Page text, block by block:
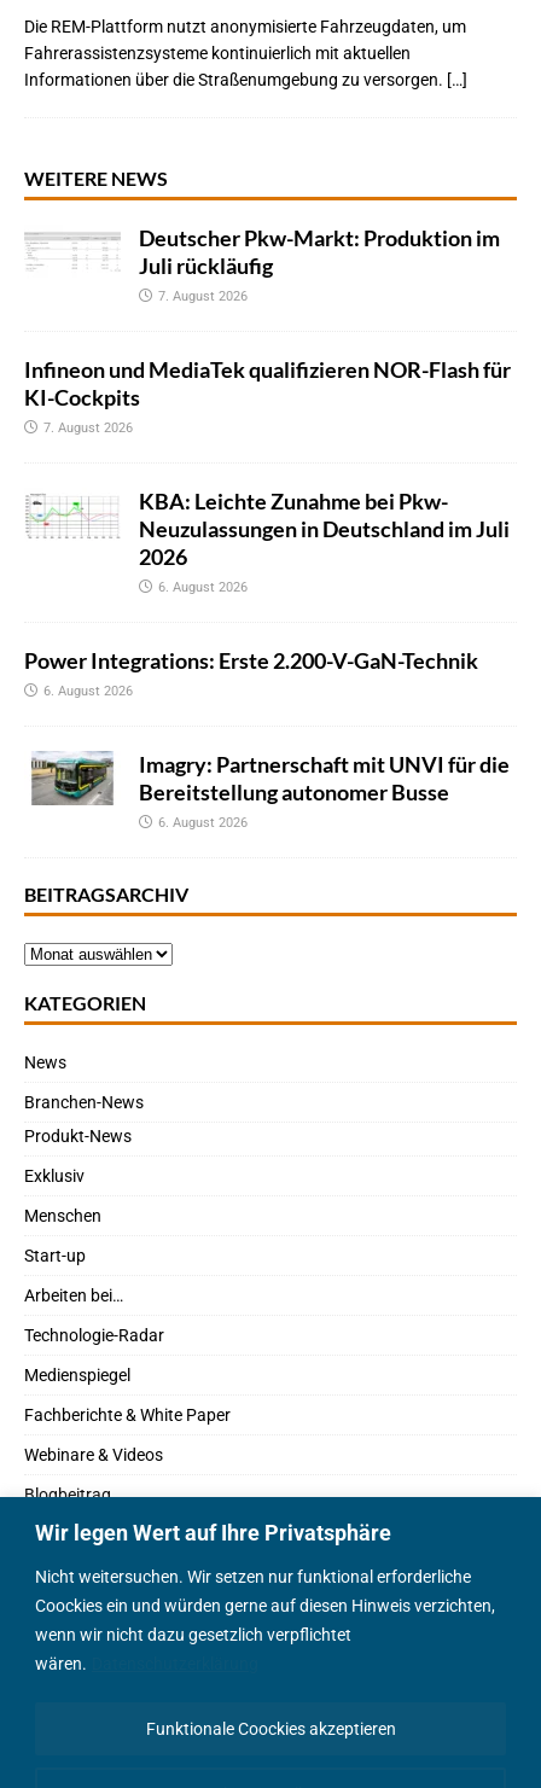
Wir legen Wert auf Ihre Privatsphäre
Nicht weitersuchen. Wir setzen nur funktional erforderliche
Coockies ein und würden gerne auf diesen Hinweis verzichten,
wenn wir nicht dazu gesetzlich verpflichtet
wären.
Funktionale Coockies akzeptieren
Die REM-Plattform nutzt anonymisierte Fahrzeugdaten, um
Fahrerassistenzsysteme kontinuierlich mit aktuellen
Informationen über die Straßenumgebung zu versorgen. […]
WEITERE NEWS
Deutscher Pkw-Markt: Produktion im
Juli rückläufig
7. August 2026
Infineon und MediaTek qualifizieren NOR-Flash für
KI-Cockpits
7. August 2026
KBA: Leichte Zunahme bei Pkw-
Neuzulassungen in Deutschland im Juli
2026
6. August 2026
Power Integrations: Erste 2.200-V-GaN-Technik
6. August 2026
Imagry: Partnerschaft mit UNVI für die
Bereitstellung autonomer Busse
6. August 2026
BEITRAGSARCHIV
KATEGORIEN
News
Branchen-News
Produkt-News
Exklusiv
Menschen
Start-up
Arbeiten bei…
Technologie-Radar
Medienspiegel
Fachberichte & White Paper
Webinare & Videos
Blogbeitrag
Fachbücher
Marktreport
Podcasts
Positionspapier
English Content